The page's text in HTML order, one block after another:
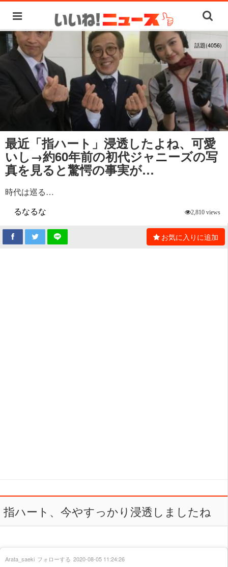
話題(4056)
最近「指ハート」浸透したよね、可愛
いし→約60年前の初代ジャニーズの写
真を見ると驚愕の事実が…
時代は巡る…
るなるな
2,810 views
お気に入りに追加
指ハート、今やすっかり浸透しましたね
Arata_saeki フォローする 2020-08-05 11:24:26